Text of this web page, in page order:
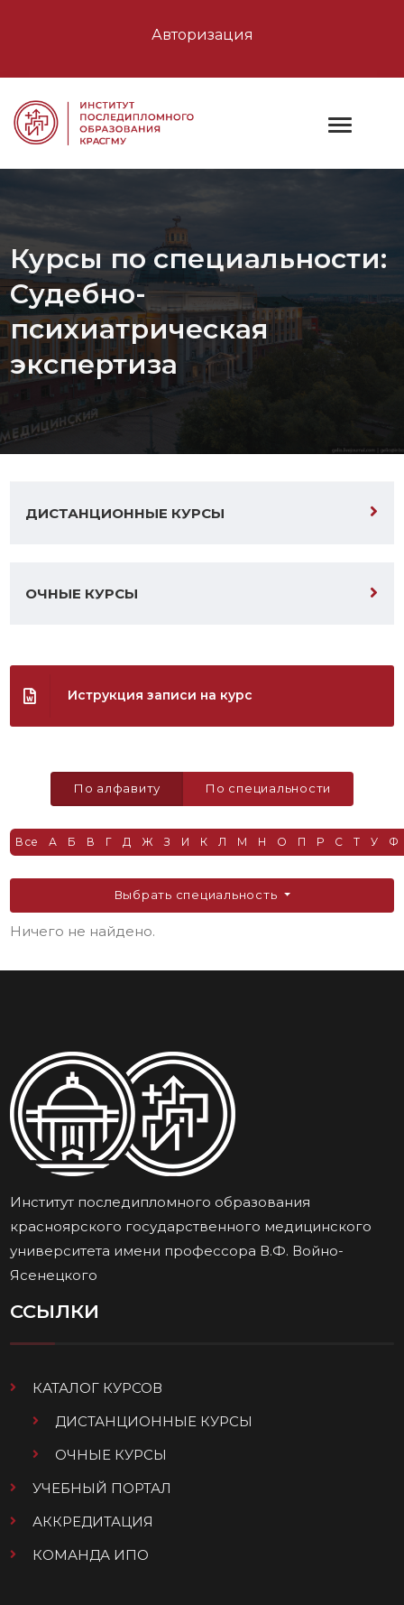
Авторизация
Курсы по специальности:
Судебно-
психиатрическая
экспертиза
ДИСТАНЦИОННЫЕ КУРСЫ
ОЧНЫЕ КУРСЫ
Иструкция записи на курс
По алфавиту По специальности
Все А Б В Г Д Ж З И К Л М Н О П Р С Т У Ф
Выбрать специальность
Ничего не найдено.
Институт последипломного образования
красноярского государственного медицинского
университета имени профессора В.Ф. Войно-
Ясенецкого
ССЫЛКИ
КАТАЛОГ КУРСОВ
ДИСТАНЦИОННЫЕ КУРСЫ
ОЧНЫЕ КУРСЫ
УЧЕБНЫЙ ПОРТАЛ
АККРЕДИТАЦИЯ
КОМАНДА ИПО